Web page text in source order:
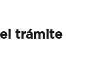
trámite